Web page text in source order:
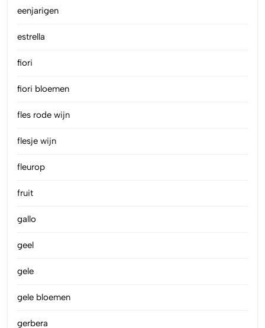
eenjarigen
estrella
fiori
fiori bloemen
fles rode wijn
flesje wijn
fleurop
fruit
gallo
geel
gele
gele bloemen
gerbera